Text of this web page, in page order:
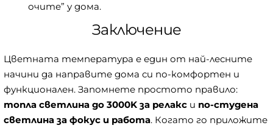
очите” у дома.
Заключение
Цветната температура е един от най-лесните
начини да направите дома си по-комфортен и
функционален. Запомнете простото правило:
топла светлина до 3000K за релакс и по-студена
светлина за фокус и работа. Когато го приложите